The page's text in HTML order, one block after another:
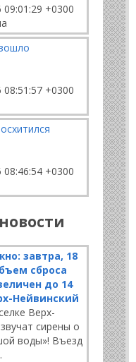
09:01:29 +0300
08:51:57 +0300
08:46:54 +0300
завтра, 18
сброса
до 14
Нейвинский
Верх-
сирены о
воды»! Въезд